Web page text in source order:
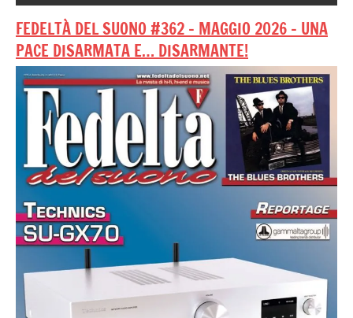
FEDELTÀ DEL SUONO #362 – MAGGIO 2026 – UNA
PACE DISARMATA E… DISARMANTE!